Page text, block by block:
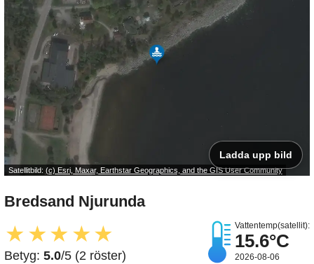
Satellitbild: (c) Esri, Maxar, Earthstar Geographics, and the GIS User Community
Ladda upp bild
Bredsand Njurunda
★ ★★ ★★
Betyg: 5.0/5 (2 röster)
Vattentemp(satellit):
15.6°C
2026-08-06